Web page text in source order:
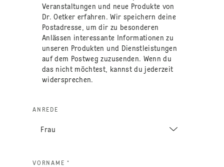
Veranstaltungen und neue Produkte von
Dr. Oetker erfahren. Wir speichern deine
Postadresse, um dir zu besonderen
Anlässen interessante Informationen zu
unseren Produkten und Dienstleistungen
auf dem Postweg zuzusenden. Wenn du
das nicht möchtest, kannst du jederzeit
widersprechen.
ANREDE
VORNAME *